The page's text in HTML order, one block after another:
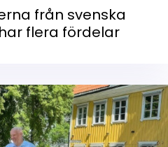
från svenska
flera fördelar